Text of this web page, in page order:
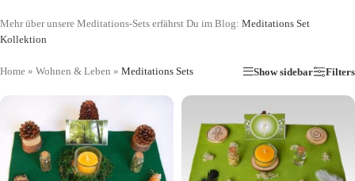
Mehr über unsere Meditations-Sets erfährst Du im Blog: Meditations Set
Kollektion
Home » Wohnen & Leben » Meditations Sets Show sidebar Filters